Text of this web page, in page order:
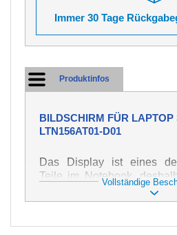
Immer 30 Tage
Produktinfos
BILDSCHIRM FÜR LAPTOP
LTN156AT01-D01
Das Display ist eines
Teile im Notebook,
auf höchste Qualität
Er dient zur Darstellung
Vollständige